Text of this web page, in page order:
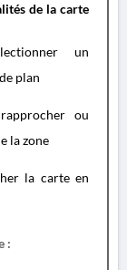
de la carte
un
plan
ou
la zone
la carte en
: